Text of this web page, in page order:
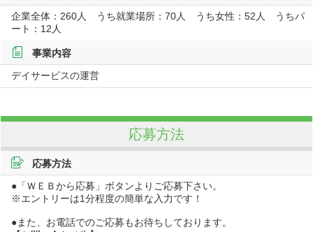
企業全体：260人 うち就業場所：70人 うち女性：52人 うちパ
ート：12人
事業内容
デイサービスの運営
応募方法
応募方法
●「ＷＥＢから応募」ボタンよりご応募下さい。
※エントリーは1分程度の簡単な入力です！
●また、お電話でのご応募もお待ちしております。